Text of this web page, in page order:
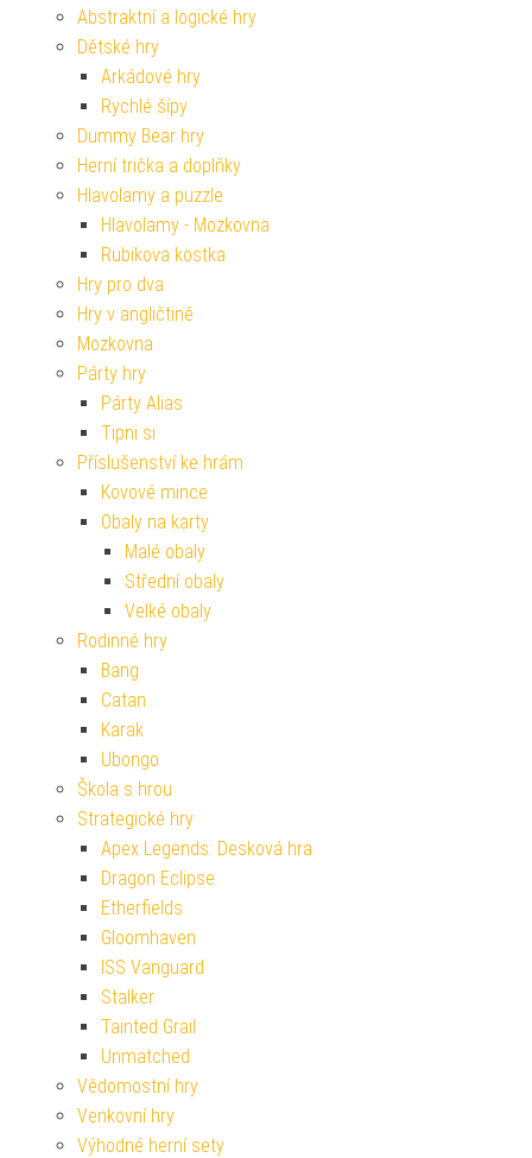
Abstraktní a logické hry
Dětské hry
Arkádové hry
Rychlé šípy
Dummy Bear hry
Herní trička a doplňky
Hlavolamy a puzzle
Hlavolamy - Mozkovna
Rubikova kostka
Hry pro dva
Hry v angličtině
Mozkovna
Párty hry
Párty Alias
Tipni si
Příslušenství ke hrám
Kovové mince
Obaly na karty
Malé obaly
Střední obaly
Velké obaly
Rodinné hry
Bang
Catan
Karak
Ubongo
Škola s hrou
Strategické hry
Apex Legends: Desková hra
Dragon Eclipse
Etherfields
Gloomhaven
ISS Vanguard
Stalker
Tainted Grail
Unmatched
Vědomostní hry
Venkovní hry
Výhodné herní sety